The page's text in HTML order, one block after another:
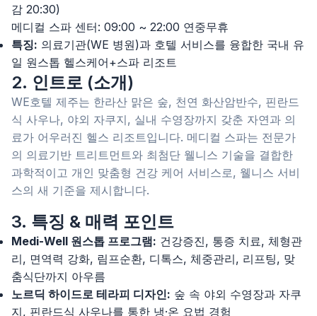
감 20:30)
메디컬 스파 센터: 09:00 ~ 22:00 연중무휴
특징: 의료기관(WE 병원)과 호텔 서비스를 융합한 국내 유
일 원스톱 헬스케어+스파 리조트
2. 인트로 (소개)
WE호텔 제주는 한라산 맑은 숲, 천연 화산암반수, 핀란드
식 사우나, 야외 자쿠지, 실내 수영장까지 갖춘 자연과 의
료가 어우러진 헬스 리조트입니다. 메디컬 스파는 전문가
의 의료기반 트리트먼트와 최첨단 웰니스 기술을 결합한
과학적이고 개인 맞춤형 건강 케어 서비스로, 웰니스 서비
스의 새 기준을 제시합니다.
3. 특징 & 매력 포인트
Medi-Well 원스톱 프로그램: 건강증진, 통증 치료, 체형관
리, 면역력 강화, 림프순환, 디톡스, 체중관리, 리프팅, 맞
춤식단까지 아우름
노르딕 하이드로 테라피 디자인: 숲 속 야외 수영장과 자쿠
지, 핀란드식 사우나를 통한 냉·온 요법 경험